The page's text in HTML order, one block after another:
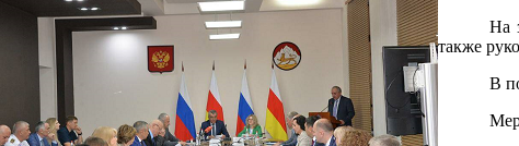
На
также
В